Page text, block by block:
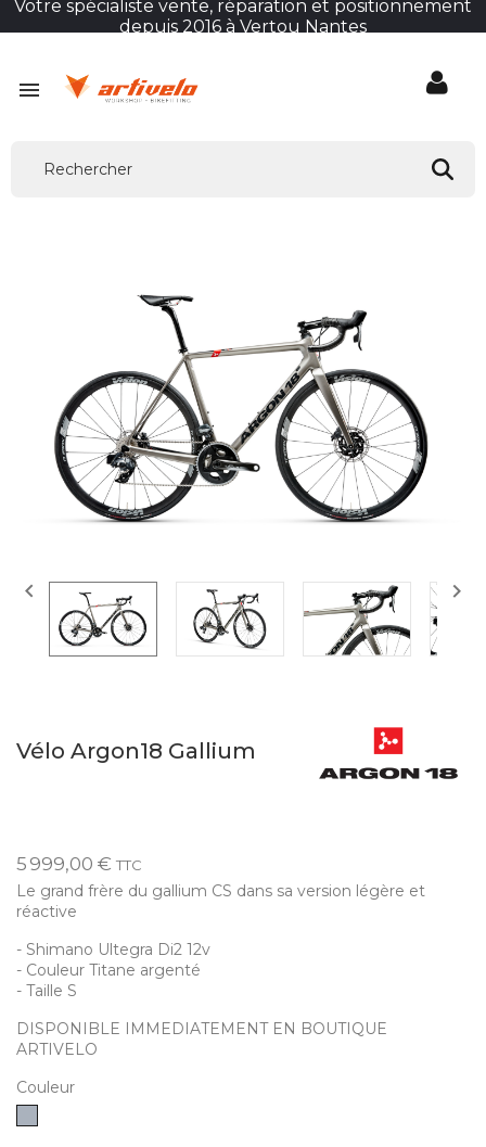
Votre spécialiste vente, réparation et positionnement
depuis 2016 à Vertou Nantes

 
Vélo Argon18 Gallium
5 999,00 € TTC
Le grand frère du gallium CS dans sa version légère et
réactive
- Shimano Ultegra Di2 12v
- Couleur Titane argenté
- Taille S
DISPONIBLE IMMEDIATEMENT EN BOUTIQUE
ARTIVELO
Couleur